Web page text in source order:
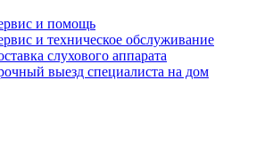
и помощь
и техническое обслуживание
слухового аппарата
выезд специалиста на дом